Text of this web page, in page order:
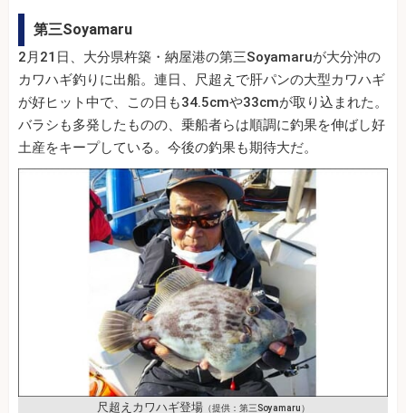
第三Soyamaru
2月21日、大分県杵築・納屋港の第三Soyamaruが大分沖の
カワハギ釣りに出船。連日、尺超えで肝パンの大型カワハギ
が好ヒット中で、この日も34.5cmや33cmが取り込まれた。
バラシも多発したものの、乗船者らは順調に釣果を伸ばし好
土産をキープしている。今後の釣果も期待大だ。
尺超えカワハギ登場（提供：第三Soyamaru）